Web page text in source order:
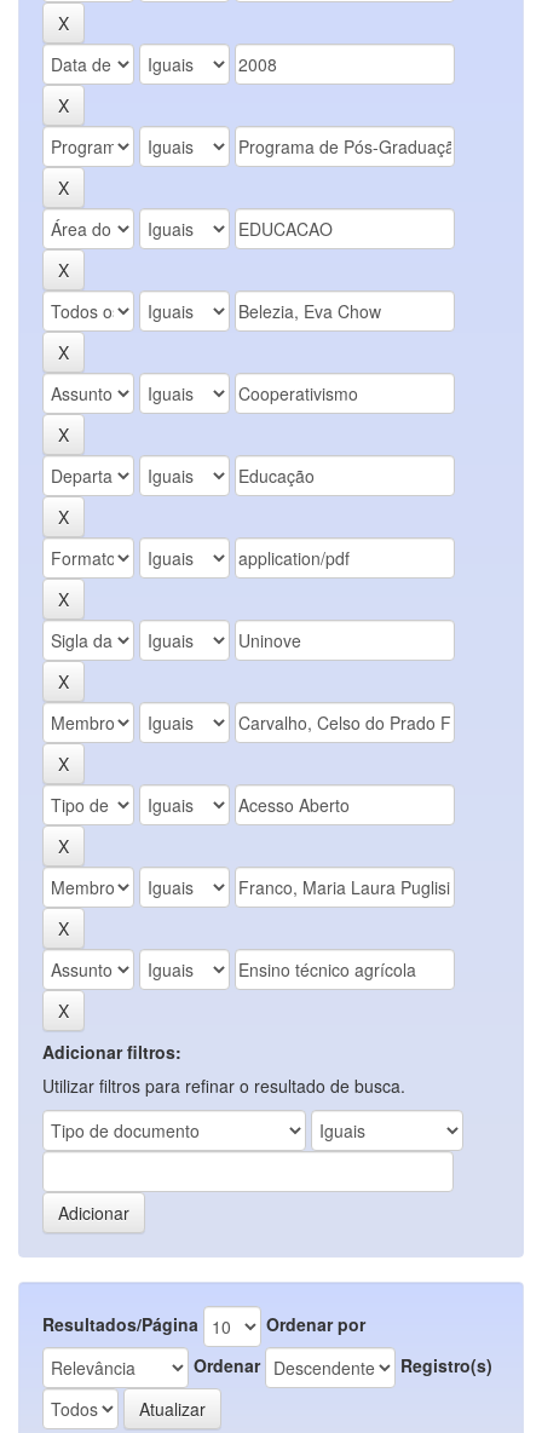
Adicionar filtros:
Utilizar filtros para refinar o resultado de busca.
Resultados/Página
Ordenar por
Ordenar
Registro(s)